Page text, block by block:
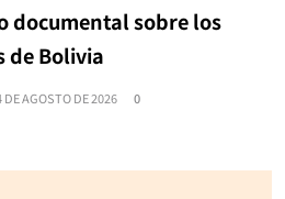
documental sobre los
de Bolivia
DE AGOSTO DE 2026 0